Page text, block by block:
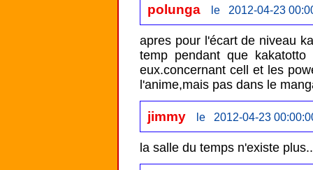
polunga le 2012-04-23
apres pour l'écart de niveau
temp pendant que
eux.concernant cell et les
l'anime,mais pas dans le
jimmy le 2012-04-23
la salle du temps n'existe